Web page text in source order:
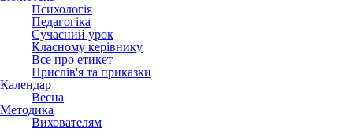
Психологія
Педагогіка
Сучасний урок
Класному керівнику
Все про етикет
Прислів'я та приказки
Календар
Весна
Методика
Вихователям